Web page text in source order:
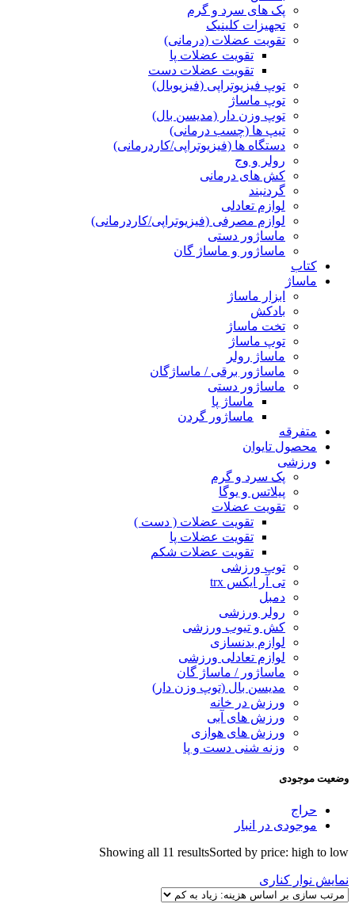
پک های سرد و گرم
تجهیزات کلینیک
تقویت عضلات (درمانی)
تقویت عضلات پا
تقویت عضلات دست
توپ فیزیوتراپی (فیزیوبال)
توپ ماساژ
توپ وزن دار (مدیسن بال)
تیپ ها (چسب درمانی)
دستگاه ها (فیزیوتراپی/کاردرمانی)
رولر و وج
کش های درمانی
گردنبند
لوازم تعادلی
لوازم مصرفی (فیزیوتراپی/کاردرمانی)
ماساژور دستی
ماساژور و ماساژ گان
کتاب
ماساژ
ابزار ماساژ
بادکش
تخت ماساژ
توپ ماساژ
ماساژ رولر
ماساژور برقی / ماساژگان
ماساژور دستی
ماساژ پا
ماساژور گردن
متفرقه
محصول تایوان
ورزشی
پک سرد و گرم
پیلاتس و یوگا
تقویت عضلات
تقویت عضلات ( دست )
تقویت عضلات پا
تقویت عضلات شکم
توپ ورزشی
تی آر ایکس trx
دمبل
رولر ورزشی
کش و تیوب ورزشی
لوازم بدنسازی
لوازم تعادلی ورزشی
ماساژور / ماساژ گان
مدیسن بال (توپ وزن دار)
ورزش در خانه
ورزش های آبی
ورزش های هوازی
وزنه شنی دست و پا
وضعیت موجودی
حراج
موجودی در انبار
Showing all 11 resultsSorted by price: high to low
نمایش نوار کناری